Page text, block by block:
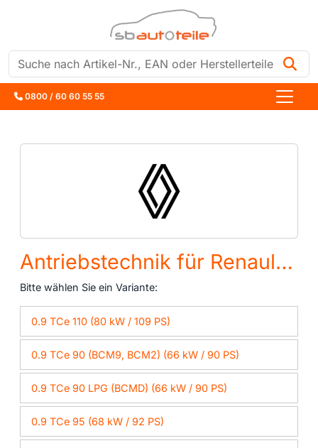
Suche
0800 / 60 60 55 55
Antriebstechnik für Renault Twingo 3 (BCM, BCA)
Bitte wählen Sie ein Variante:
0.9 TCe 110 (80 kW / 109 PS)
0.9 TCe 90 (BCM9, BCM2) (66 kW / 90 PS)
0.9 TCe 90 LPG (BCMD) (66 kW / 90 PS)
0.9 TCe 95 (68 kW / 92 PS)